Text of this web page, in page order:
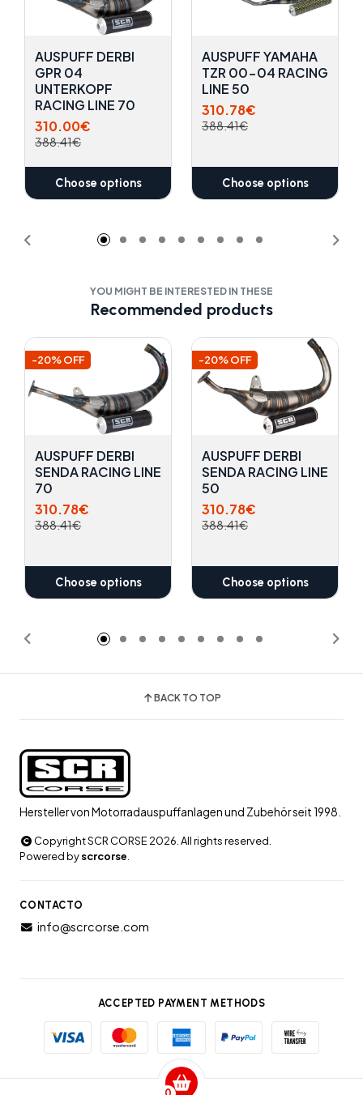
AUSPUFF DERBI
GPR 04
UNTERKOPF
RACING LINE 70
310.00€
388.41€
Choose options
AUSPUFF YAMAHA
TZR 00-04 RACING
LINE 50
310.78€
388.41€
Choose options
YOU MIGHT BE INTERESTED IN THESE
Recommended products
-20% OFF
AUSPUFF DERBI
SENDA RACING LINE
70
310.78€
388.41€
Choose options
-20% OFF
AUSPUFF DERBI
SENDA RACING LINE
50
310.78€
388.41€
Choose options
BACK TO TOP
Hersteller von Motorradauspuffanlagen und Zubehör seit 1998.
Copyright SCR CORSE 2026. All rights reserved.
Powered byscrcorse
CONTACTO
info@scrcorse.com
ACCEPTED PAYMENT METHODS